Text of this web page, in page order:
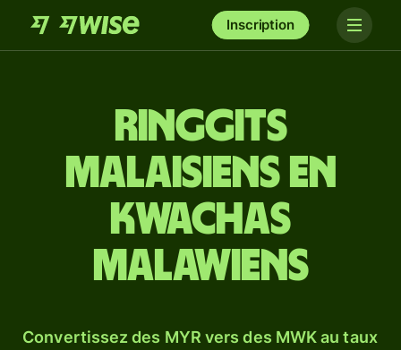
Inscription
Ringgits
malaisiens en
kwachas
malawiens
Convertissez des MYR vers des MWK au taux